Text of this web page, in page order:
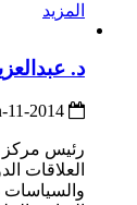
المزيد
د.
رئيس مركز
العلاقات